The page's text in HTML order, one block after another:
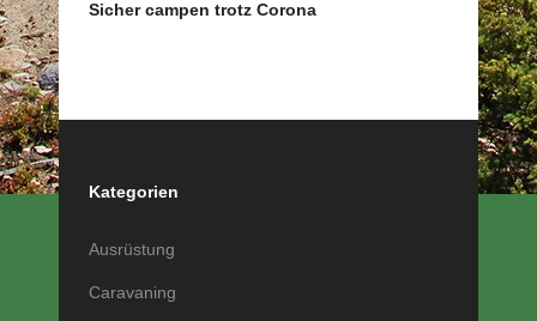
Sicher campen trotz Corona
Kategorien
Ausrüstung
Caravaning